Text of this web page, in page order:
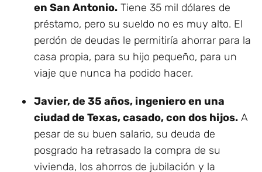
en San Antonio. Tiene 35 mil dólares de
préstamo, pero su sueldo no es muy alto. El
perdón de deudas le permitiría ahorrar para la
casa propia, para su hijo pequeño, para un
viaje que nunca ha podido hacer.
Javier, de 35 años, ingeniero en una
ciudad de Texas, casado, con dos hijos. A
pesar de su buen salario, su deuda de
posgrado ha retrasado la compra de su
vivienda, los ahorros de jubilación y la